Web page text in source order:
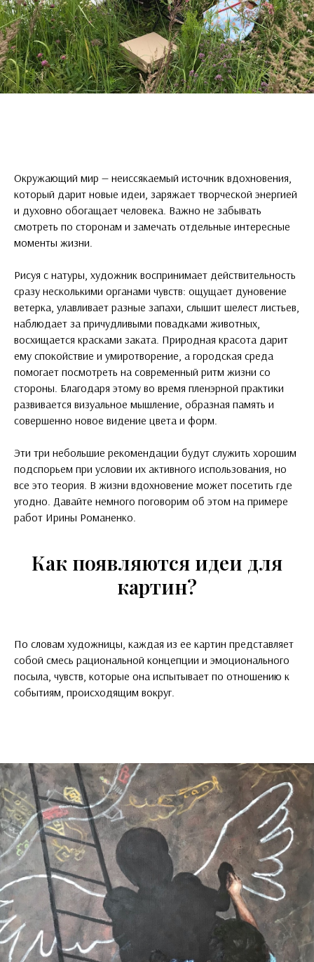
Окружающий мир — неиссякаемый источник вдохновения,
который дарит новые идеи, заряжает творческой энергией
и духовно обогащает человека. Важно не забывать
смотреть по сторонам и замечать отдельные интересные
моменты жизни.
Рисуя с натуры, художник воспринимает действительность
сразу несколькими органами чувств: ощущает дуновение
ветерка, улавливает разные запахи, слышит шелест листьев,
наблюдает за причудливыми повадками животных,
восхищается красками заката. Природная красота дарит
ему спокойствие и умиротворение, а городская среда
помогает посмотреть на современный ритм жизни со
стороны. Благодаря этому во время пленэрной практики
развивается визуальное мышление, образная память и
совершенно новое видение цвета и форм.
Эти три небольшие рекомендации будут служить хорошим
подспорьем при условии их активного использования, но
все это теория. В жизни вдохновение может посетить где
угодно. Давайте немного поговорим об этом на примере
работ Ирины Романенко.
Как появляются идеи для
картин?
По словам художницы, каждая из ее картин представляет
собой смесь рациональной концепции и эмоционального
посыла, чувств, которые она испытывает по отношению к
событиям, происходящим вокруг.